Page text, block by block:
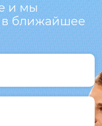
и мы
ближайшее